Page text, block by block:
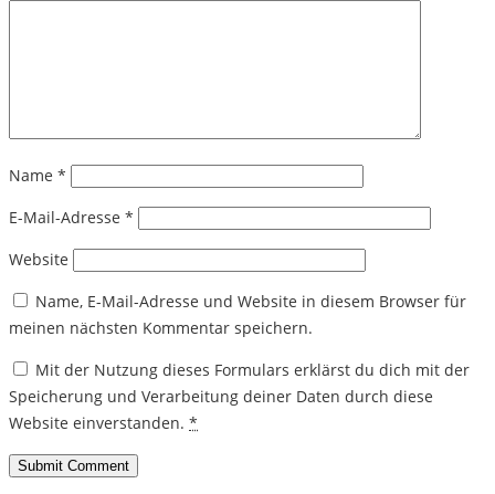
Name *
E-Mail-Adresse *
Website
Name, E-Mail-Adresse und Website in diesem Browser für
meinen nächsten Kommentar speichern.
Mit der Nutzung dieses Formulars erklärst du dich mit der
Speicherung und Verarbeitung deiner Daten durch diese
Website einverstanden. *